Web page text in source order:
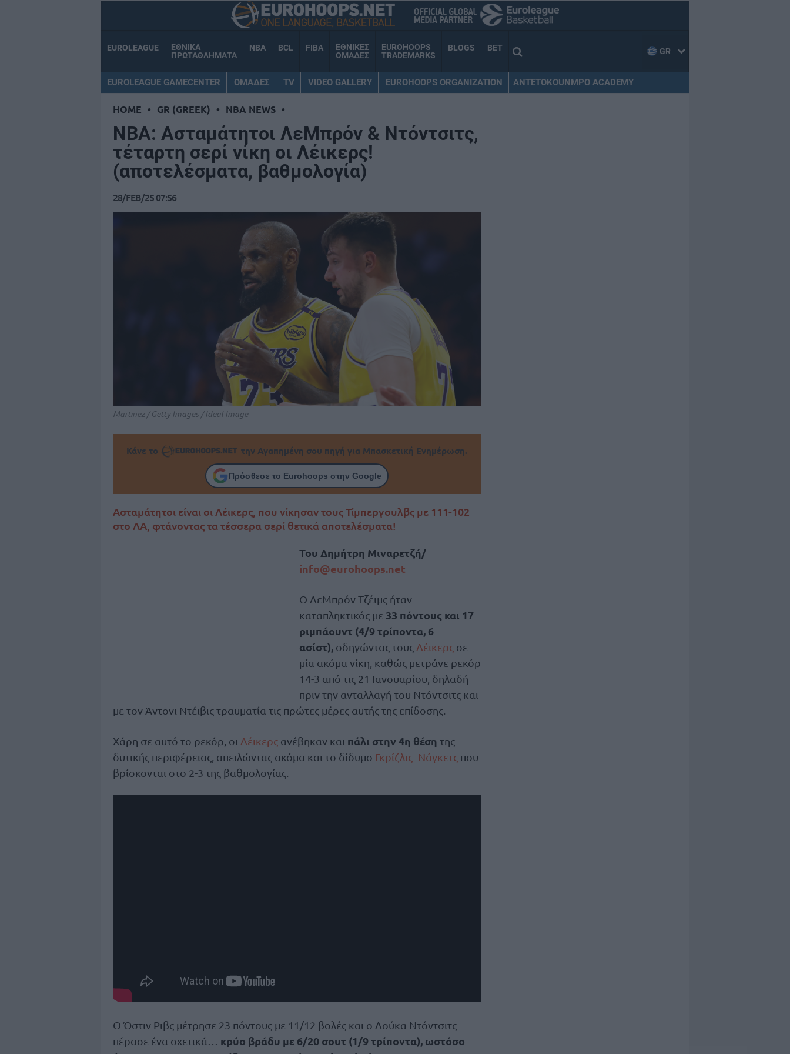
EUROLEAGUE
ΕΘΝΙΚΑ
ΠΡΩΤΑΘΛΗΜΑΤΑ
NBA BCL FIBA
ΕΘΝΙΚΕΣ
ΟΜΑΔΕΣ
EUROHOOPS
TRADEMARKS
BLOGS BET GR
EUROLEAGUE GAMECENTER ΟΜΑΔΕΣ TV VIDEO GALLERY EUROHOOPS ORGANIZATION ANTETOKOUNMPO ACADEMY
HOME • GR (GREEK) • NBA NEWS •
NBA: Ασταμάτητοι ΛεΜπρόν & Ντόντσιτς,
τέταρτη σερί νίκη οι Λέικερς!
(αποτελέσματα, βαθμολογία)
28/FEB/25 07:56
Martinez / Getty Images / Ideal Image
Κάνε το την Αγαπημένη σου πηγή για Μπασκετική Ενημέρωση.
Πρόσθεσε το Eurohoops στην Google
Ασταμάτητοι είναι οι Λέικερς, που νίκησαν τους Τίμπεργουλβς με 111-102
στο ΛΑ, φτάνοντας τα τέσσερα σερί θετικά αποτελέσματα!
Του Δημήτρη Μιναρετζή/
info@eurohoops.net
Ο ΛεΜπρόν Τζέιμς ήταν
καταπληκτικός με 33 πόντους και 17
ριμπάουντ (4/9 τρίποντα, 6
ασίστ), οδηγώντας τους Λέικερςσε
μία ακόμα νίκη, καθώς μετράνε ρεκόρ
14-3 από τις 21 Ιανουαρίου, δηλαδή
πριν την ανταλλαγή του Ντόντσιτς και
με τον Άντονι Ντέιβις τραυματία τις πρώτες μέρες αυτής της επίδοσης.
Χάρη σε αυτό το ρεκόρ, οι Λέικερς ανέβηκαν και πάλι στην 4η θέση της
δυτικής περιφέρειας, απειλώντας ακόμα και το δίδυμο Γκρίζλις–Νάγκετς που
βρίσκονται στο 2-3 της βαθμολογίας.
Ο Όστιν Ριβς μέτρησε 23 πόντους με 11/12 βολές και ο Λούκα Ντόντσιτς
πέρασε ένα σχετικά… κρύο βράδυ με 6/20 σουτ (1/9 τρίποντα), ωστόσο